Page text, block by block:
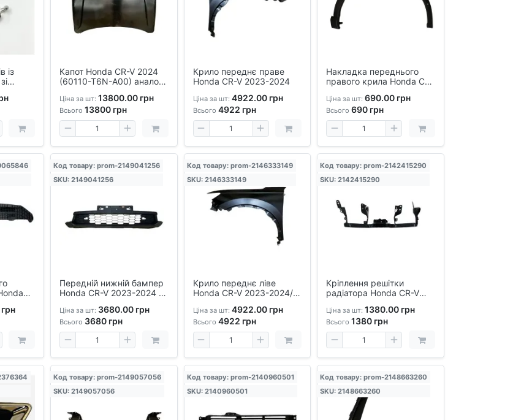
із
Капот Honda CR-V 2024
(60110-T6N-A00) аналог
для ремонту та заміни
Ціна за шт: 13800.00 грн
Всього 13800 грн
Крило переднє праве
Honda CR-V 2023-2024
Ціна за шт: 4922.00 грн
Всього 4922 грн
Накладка переднього
правого крила Honda CR-
OEM
Ціна за шт: 690.00 грн
Всього 690 грн
Передній нижній бампер
Honda CR-V 2023-2024 —
комплект із кріпленнями
Код товару: prom-2149041256
SKU: 2149041256
Ціна за шт: 3680.00 грн
Всього 3680 грн
Крило переднє ліве
Honda CR-V 2023-2024/
заміни, сталеве,
пофарбоване
Код товару: prom-2146333149
SKU: 2146333149
Ціна за шт: 4922.00 грн
Всього 4922 грн
Кріплення решітки
радіатора Honda CR-V
Код товару: prom-2142415290
SKU: 2142415290
Ціна за шт: 1380.00 грн
Всього 1380 грн
Код товару: prom-2149057056
SKU: 2149057056
Код товару: prom-2140960501
SKU: 2140960501
Код товару: prom-2148663260
SKU: 2148663260